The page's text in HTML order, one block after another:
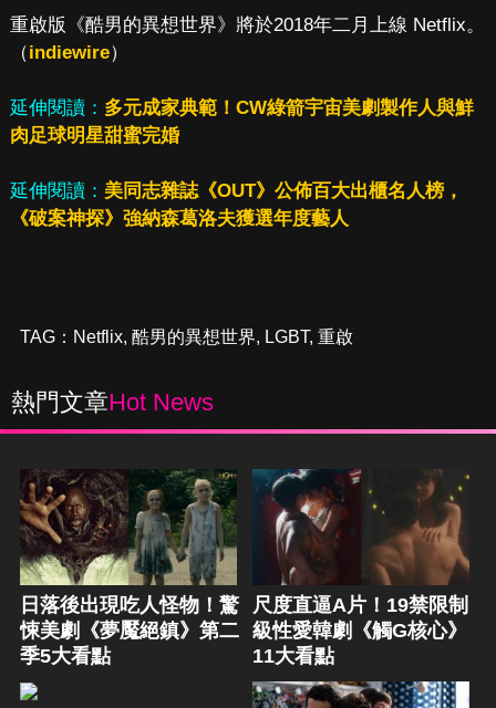
重啟版《酷男的異想世界》將於2018年二月上線 Netflix。
（indiewire）
延伸閱讀： 多元成家典範！CW綠箭宇宙美劇製作人與鮮
肉足球明星甜蜜完婚
延伸閱讀： 美同志雜誌《OUT》公佈百大出櫃名人榜，
《破案神探》強納森葛洛夫獲選年度藝人
TAG： Netflix, 酷男的異想世界, LGBT, 重啟
熱門文章Hot News
日落後出現吃人怪物！驚
悚美劇《夢魘絕鎮》第二
季5大看點
尺度直逼A片！19禁限制
級性愛韓劇《觸G核心》
11大看點